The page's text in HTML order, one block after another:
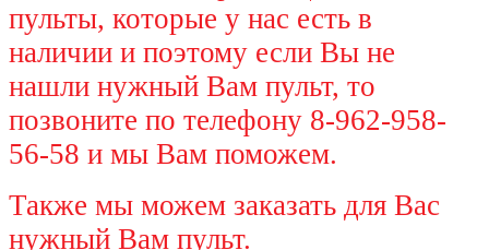
пульты, которые у нас есть в
наличии и поэтому если Вы не
нашли нужный Вам пульт, то
позвоните по телефону 8-962-958-
56-58 и мы Вам поможем.
Также мы можем заказать для Вас
нужный Вам пульт.